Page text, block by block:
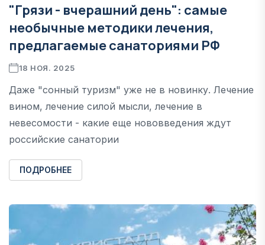
"Грязи - вчерашний день": самые
необычные методики лечения,
предлагаемые санаториями РФ
18 НОЯ. 2025
Даже "сонный туризм" уже не в новинку. Лечение
вином, лечение силой мысли, лечение в
невесомости - какие еще нововведения ждут
российские санатории
ПОДРОБНЕЕ